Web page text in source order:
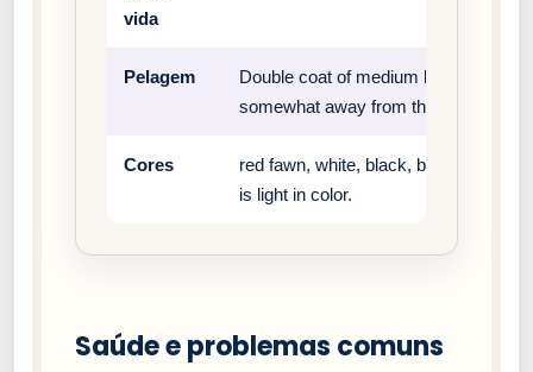
vida
Pelagem
Double coat of medium length. The
somewhat away from the body. The
Cores
red fawn, white, black, black and
is light in color.
Saúde e problemas comuns